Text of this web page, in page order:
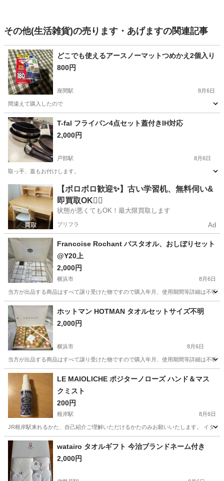
その他(生活雑貨)の売ります・あげますの関連記事
どこでも使えるアースノーマットつめかえ2個入り
800円
座間駅 8月6日
間違えて購入したので
神奈川 座間市 座間駅 生活雑貨 アースノーマット
T-fal フライパン4点セット蓋付きIH対応
2,000円
戸部駅 8月6日
取っ手、蓋もお付けします。
神奈川 横浜市 戸部駅 調理器具
【ボロボロ歓迎✨】古い学習机、無料伺い&
即買取OK🙆‍♀️
状態が悪くてもOK！最大限買取します
プリフラ Ad
Francoise Rochant バスタオル、おしぼりセット
@Y20上
2,000円
横浜市 8月6日
当方が出品する商品はすべて譲り受けた物ですので購入年月、使用期間等詳細は不明
神奈川 横浜市 生活雑貨
ホットマン HOTMAN タオルセットサイズ不明
2,000円
横浜市 8月6日
当方が出品する商品はすべて譲り受けた物ですので購入年月、使用期間等詳細は不明
神奈川 横浜市 LE MAIOLICHE ポジターノローズ ハンド＆マス
クミスト
200円
根岸駅 8月6日
JR根岸駅来れるかた、自己紹介ご理解いただけるかたのみお願いいたします。 イタ
神奈川 横浜市 芳香剤、消臭剤
watairo タオルギフト 今治ブランドネーム付き
2,000円